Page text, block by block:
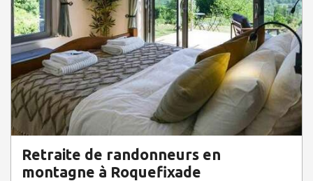
Retraite de randonneurs en
montagne à Roquefixade